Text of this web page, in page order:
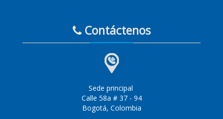
Contáctenos
Sede principal
Calle 58a # 37 - 94
Bogotá, Colombia